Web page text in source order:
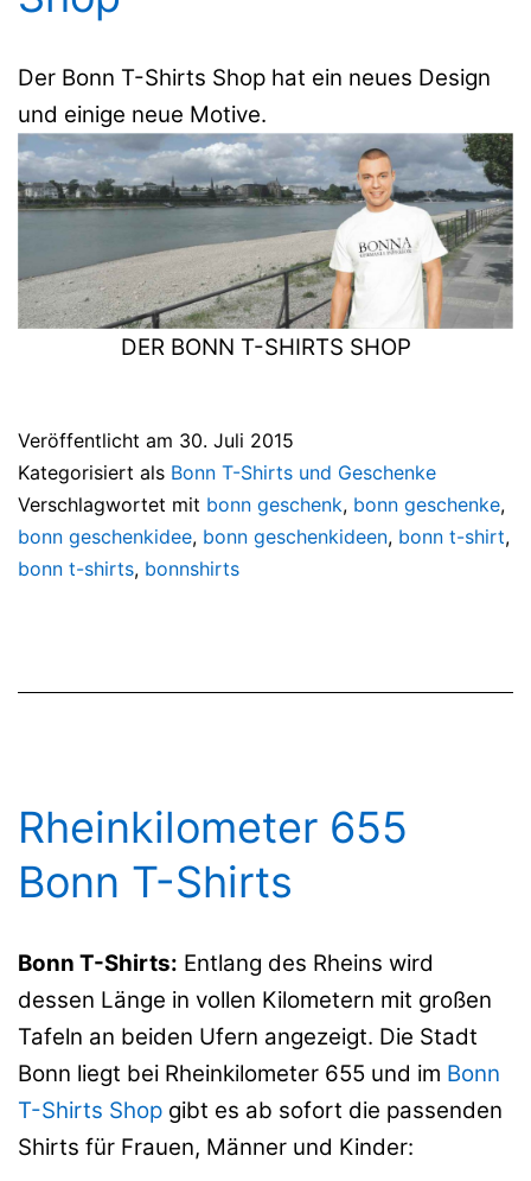
Der Bonn T-Shirts Shop hat ein neues Design
und einige neue Motive.
DER BONN T-SHIRTS SHOP
Veröffentlicht am 30. Juli 2015
Kategorisiert als Bonn T-Shirts und Geschenke
Verschlagwortet mit bonn geschenk, bonn geschenke,
bonn geschenkidee, bonn geschenkideen, bonn t-shirt,
bonn t-shirts, bonnshirts
Rheinkilometer 655
Bonn T-Shirts
Bonn T-Shirts: Entlang des Rheins wird
dessen Länge in vollen Kilometern mit großen
Tafeln an beiden Ufern angezeigt. Die Stadt
Bonn liegt bei Rheinkilometer 655 und im Bonn
T-Shirts Shop gibt es ab sofort die passenden
Shirts für Frauen, Männer und Kinder: